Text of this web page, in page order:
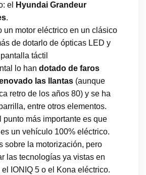
el
Hyundai Grandeur
.
un motor eléctrico en un clásico
de dotarlo de ópticas LED y
táctil
lo han dotado de faros
las llantas (aunque
retro de los años 80) y se ha
entre otros elementos.
punto más importante es que
un vehículo 100% eléctrico.
sobre la motorización, pero
las tecnologías ya vistas en
IONIQ 5 o el Kona eléctrico.